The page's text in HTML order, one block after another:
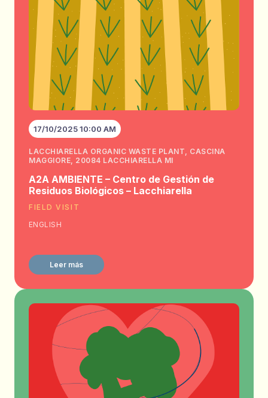
17/10/2025 10:00 AM
LACCHIARELLA ORGANIC WASTE PLANT, CASCINA
MAGGIORE, 20084 LACCHIARELLA MI
A2A AMBIENTE – Centro de Gestión de
Residuos Biológicos – Lacchiarella
FIELD VISIT
ENGLISH
Leer más